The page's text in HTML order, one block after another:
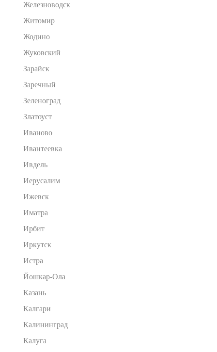
Железноводск
Житомир
Жодино
Жуковский
Зарайск
Заречный
Зеленоград
Златоуст
Иваново
Ивантеевка
Ивдель
Иерусалим
Ижевск
Иматра
Ирбит
Иркутск
Истра
Йошкар-Ола
Казань
Калгари
Калининград
Калуга